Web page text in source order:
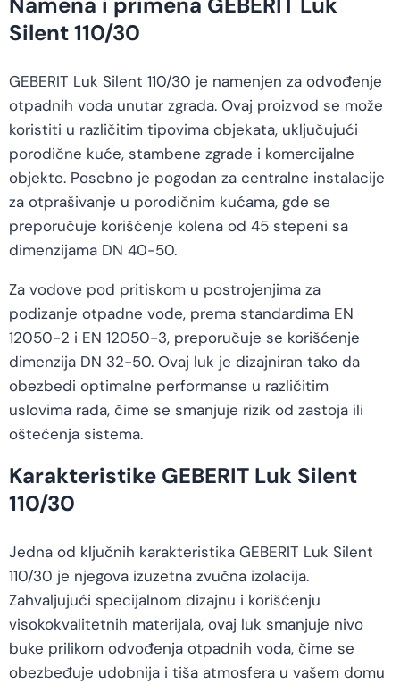
Silent 110/30
GEBERIT Luk Silent 110/30 je namenjen za odvođenje
otpadnih voda unutar zgrada. Ovaj proizvod se može
koristiti u različitim tipovima objekata, uključujući
porodične kuće, stambene zgrade i komercijalne
objekte. Posebno je pogodan za centralne instalacije
za otprašivanje u porodičnim kućama, gde se
preporučuje korišćenje kolena od 45 stepeni sa
dimenzijama DN 40-50.
Za vodove pod pritiskom u postrojenjima za
podizanje otpadne vode, prema standardima EN
12050-2 i EN 12050-3, preporučuje se korišćenje
dimenzija DN 32-50. Ovaj luk je dizajniran tako da
obezbedi optimalne performanse u različitim
uslovima rada, čime se smanjuje rizik od zastoja ili
oštećenja sistema.
Karakteristike GEBERIT Luk Silent
110/30
Jedna od ključnih karakteristika GEBERIT Luk Silent
110/30 je njegova izuzetna zvučna izolacija.
Zahvaljujući specijalnom dizajnu i korišćenju
visokokvalitetnih materijala, ovaj luk smanjuje nivo
buke prilikom odvođenja otpadnih voda, čime se
obezbeđuje udobnija i tiša atmosfera u vašem domu